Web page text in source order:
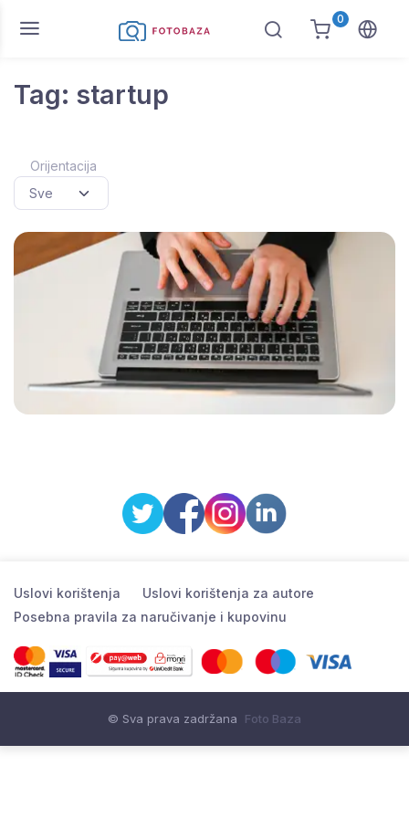
0
Tag: startup
Orijentacija
Uslovi korištenja
Uslovi korištenja za autore
Posebna pravila za naručivanje i kupovinu
© Sva prava zadržana Foto Baza